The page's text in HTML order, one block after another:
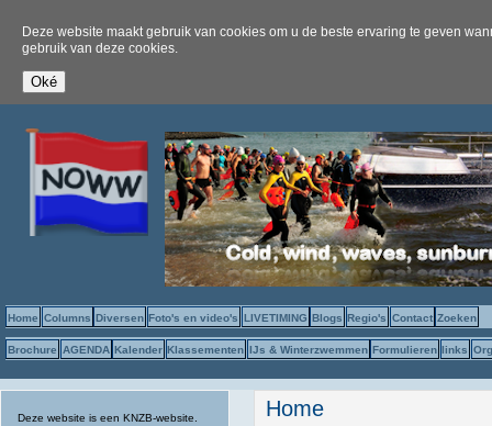
Deze website maakt gebruik van cookies om u de beste ervaring te geven
gebruik van deze cookies.
Home Columns Diversen Foto's en video's LIVETIMING Blogs Regio's Contact Zoeken
Brochure AGENDA Kalender Klassementen IJs & Winterzwemmen Formulieren links
Deze website is een KNZB-website.
U bent hier
Home